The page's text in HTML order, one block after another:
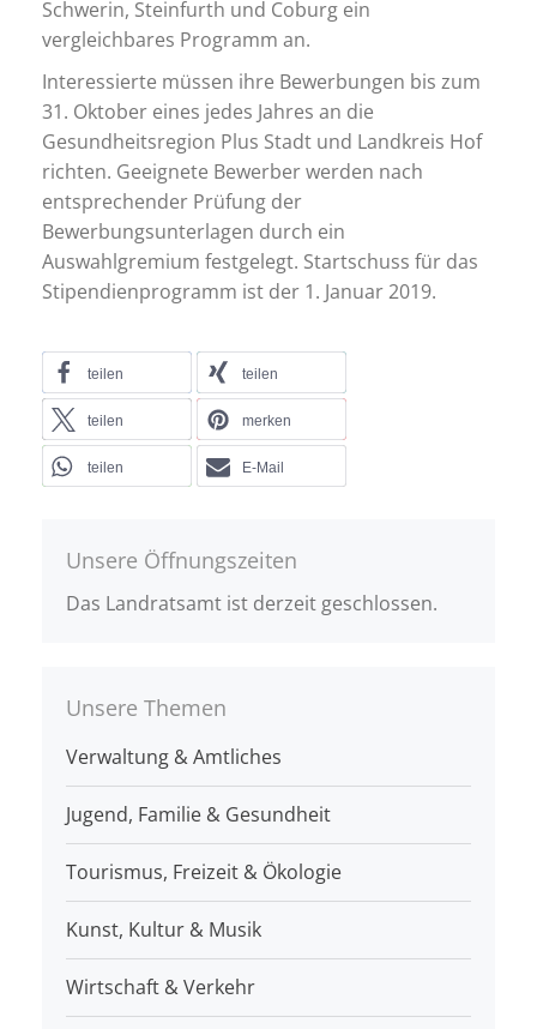
Schwerin, Steinfurth und Coburg ein
vergleichbares Programm an.
Interessierte müssen ihre Bewerbungen bis zum
31. Oktober eines jedes Jahres an die
Gesundheitsregion Plus Stadt und Landkreis Hof
richten. Geeignete Bewerber werden nach
entsprechender Prüfung der
Bewerbungsunterlagen durch ein
Auswahlgremium festgelegt. Startschuss für das
Stipendienprogramm ist der 1. Januar 2019.
teilen teilen
teilen merken
teilen E-Mail
Unsere Öffnungszeiten
Das Landratsamt ist derzeit geschlossen.
Unsere Themen
Verwaltung & Amtliches
Jugend, Familie & Gesundheit
Tourismus, Freizeit & Ökologie
Kunst, Kultur & Musik
Wirtschaft & Verkehr